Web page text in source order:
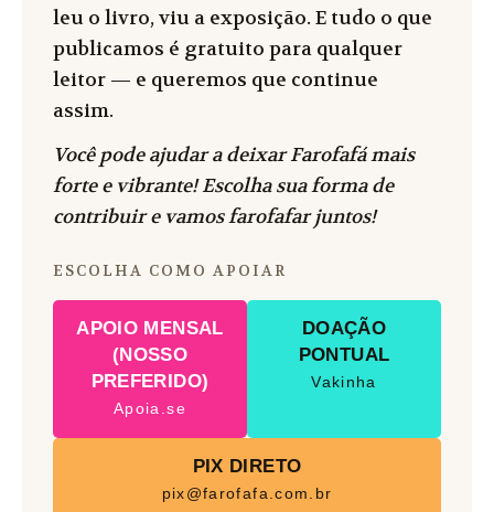
leu o livro, viu a exposição. E tudo o que
publicamos é gratuito para qualquer
leitor — e queremos que continue
assim.
Você pode ajudar a deixar Farofafá mais
forte e vibrante! Escolha sua forma de
contribuir e vamos farofafar juntos!
ESCOLHA COMO APOIAR
APOIO MENSAL
(NOSSO
PREFERIDO)
Apoia.se
DOAÇÃO
PONTUAL
Vakinha
PIX DIRETO
pix@farofafa.com.br